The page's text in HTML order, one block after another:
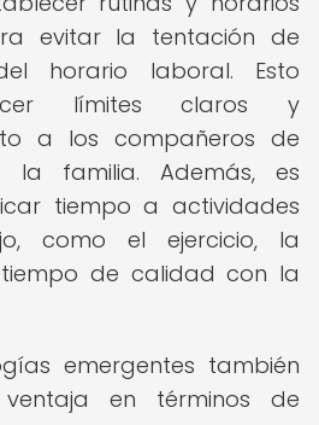
evitar la tentación de
horario laboral. Esto
límites claros y
a los compañeros de
familia. Además, es
tiempo a actividades
como el ejercicio, la
de calidad con la
emergentes también
en términos de